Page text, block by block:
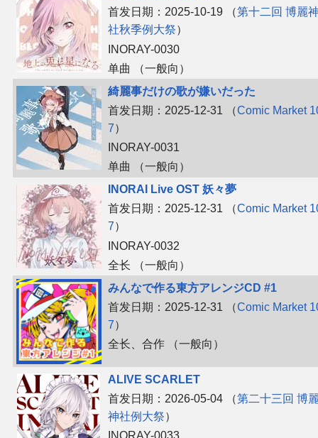
首发日期：2025-10-19 （第十二回 博麗
社秋季例大祭）
INORAY-0030
单曲 （一般向）
綺麗事だけの歌が嫌いだった
首发日期：2025-12-31 （Comic Market
7）
INORAY-0031
单曲 （一般向）
INORAI Live OST 妖々夢
首发日期：2025-12-31 （Comic Market
7）
INORAY-0032
全长 （一般向）
みんなで作る東方アレンジCD #1
首发日期：2025-12-31 （Comic Market
7）
全长、​合作 （一般向）
ALIVE SCARLET
首发日期：2026-05-04 （第二十三回 博
神社例大祭）
INORAY-0033